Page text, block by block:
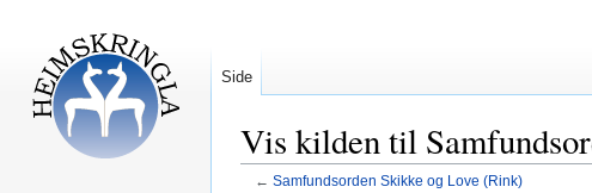
Vis kilden til
← Samfundsorden Skikke og Love (Rink)
Side